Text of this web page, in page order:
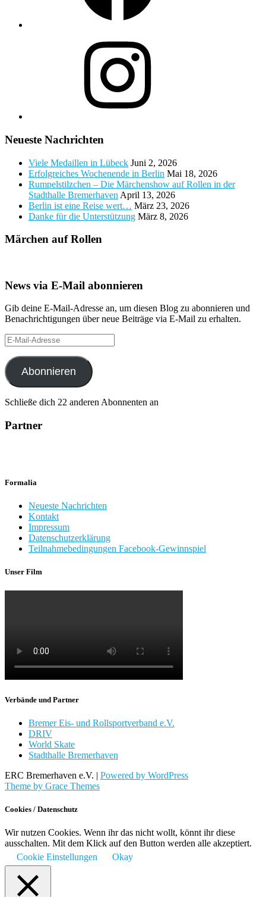
Neueste Nachrichten
Viele Medaillen in Lübeck Juni 2, 2026
Erfolgreiches Wochenende in Berlin Mai 18, 2026
Rumpelstilzchen – Die Märchenshow auf Rollen in der
Stadthalle Bremerhaven April 13, 2026
Berlin ist eine Reise wert… März 23, 2026
Danke für die Unterstützung März 8, 2026
Märchen auf Rollen
News via E-Mail abonnieren
Gib deine E-Mail-Adresse an, um diesen Blog zu abonnieren und
Benachrichtigungen über neue Beiträge via E-Mail zu erhalten.
E-
Mail-
Adresse
Abonnieren
Schließe dich 22 anderen Abonnenten an
Partner
Formalia
Neueste Nachrichten
Kontakt
Impressum
Datenschutzerklärung
Teilnahmebedingungen Facebook-Gewinnspiel
Unser Film
Verbände und Partner
Bremer Eis- und Rollsportverband e.V.
DRIV
World Skate
Stadthalle Bremerhaven
ERC Bremerhaven e.V. | Powered by WordPress
Theme by Grace Themes
Cookies / Datenschutz
Wir nutzen Cookies. Wenn ihr das nicht wollt, könnt ihr diese
ausschalten. Mit dem Klick auf den Button werden alle akzeptiert.
Cookie Einstellungen
Okay